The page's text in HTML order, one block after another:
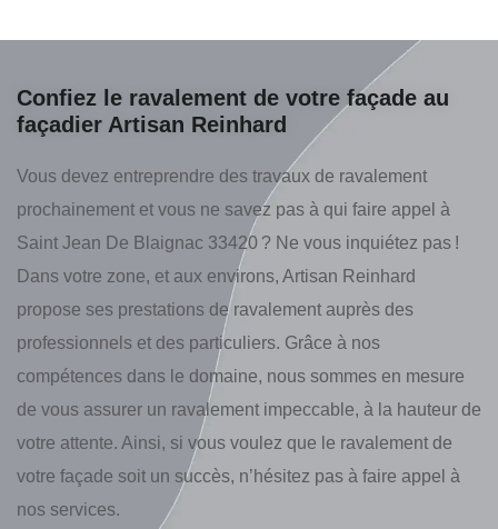
Confiez le ravalement de votre façade au
façadier Artisan Reinhard
Vous devez entreprendre des travaux de ravalement
prochainement et vous ne savez pas à qui faire appel à
Saint Jean De Blaignac 33420 ? Ne vous inquiétez pas !
Dans votre zone, et aux environs, Artisan Reinhard
propose ses prestations de ravalement auprès des
professionnels et des particuliers. Grâce à nos
compétences dans le domaine, nous sommes en mesure
de vous assurer un ravalement impeccable, à la hauteur de
votre attente. Ainsi, si vous voulez que le ravalement de
votre façade soit un succès, n’hésitez pas à faire appel à
nos services.